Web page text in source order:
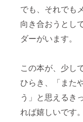
でも、それでも
向き合おうとし
ダーがいます。
この本が、少し
ひらき、「また
う」と思えるき
れば嬉しいです。